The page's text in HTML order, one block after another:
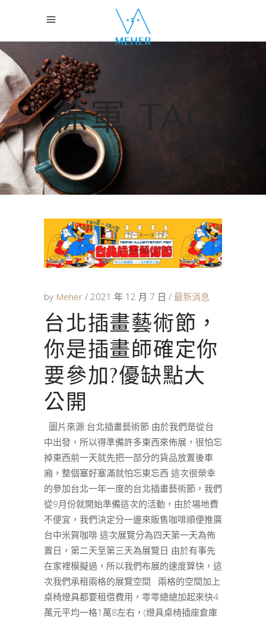
徐軍 TAG
by Meher 2021 年 12 月 7 日 最新消息
台北插畫藝術節，
你是插畫師確定你
要參加?優缺點大
公開
圖片來源:台北插畫藝術節 由於我們是從台
中出發，所以得準備許多東西來佈展，很怕忘
掉東西前一天就先把一部分的貨品放置後車
廂，整個塞好塞滿就怕忘東忘西 這次很榮幸
的參加台北一年一度的台北插畫藝術節，我們
從9月份就開始準備這次的活動，由於場地費
不便宜，我們決定分一邊來販售咖啡順便推廣
台中米賀咖啡 這次展覽分為四天第一天為佈
置日，第二天至第三天為展覽日 由於有事先
在家裡模擬過，所以我們布展的速度算快，這
次我們承租兩格的展覽空間 兩格的空間加上
桌椅燈具都要租借費用，零零總總加起來快4
萬元平均一格1萬8左右，(燈具桌椅插座倉庫